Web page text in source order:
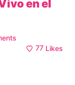
en el
77 Likes